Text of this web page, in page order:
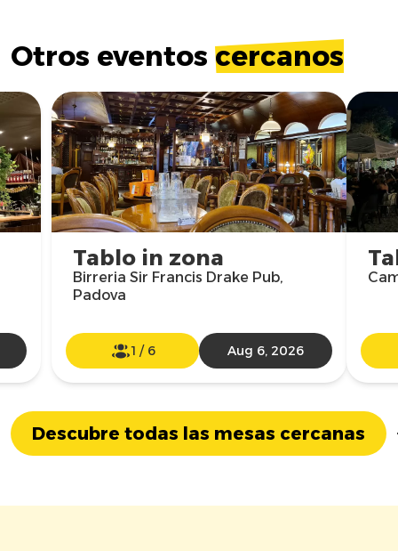
Otros eventos cercanos
Tablo in zona
Birreria Sir Francis Drake Pub,
Padova
1 / 6 Aug 6, 2026
Descubre todas las mesas cercanas